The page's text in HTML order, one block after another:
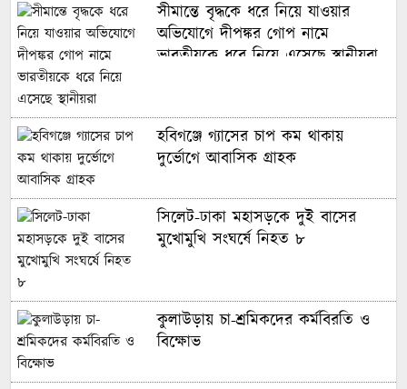
সীমান্তে বৃদ্ধকে ধরে নিয়ে যাওয়ার
অভিযোগে দীপঙ্কর গোপ নামে
ভারতীয়কে ধরে নিয়ে এসেছে স্থানীয়রা
হবিগঞ্জে গ্যাসের চাপ কম থাকায়
দুর্ভোগে আবাসিক গ্রাহক
‎সিলেট-ঢাকা মহাসড়কে দুই বাসের
মুখোমুখি সংঘর্ষে নিহত ৮
কুলাউড়ায় চা-শ্রমিকদের কর্মবিরতি ও
বিক্ষোভ